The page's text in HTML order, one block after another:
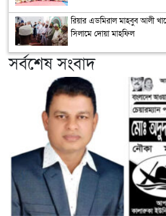
রিয়ার এডমিরাল মাহবুব আলী
সিলামে দোয়া মাহফিল
সর্বশেষ সংবাদ